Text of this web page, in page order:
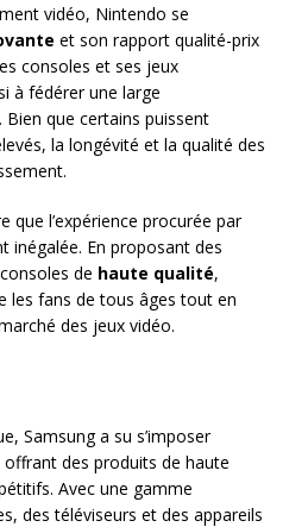
vidéo, Nintendo se
et son rapport qualité-prix
consoles et ses jeux
à fédérer une large
que certains puissent
la longévité et la qualité des
que l’expérience procurée par
inégalée. En proposant des
de haute qualité,
les fans de tous âges tout en
des jeux vidéo.
Samsung a su s’imposer
des produits de haute
Avec une gamme
des téléviseurs et des appareils